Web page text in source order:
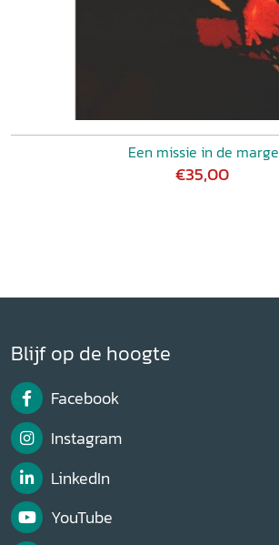
Een missie in de marge
€35,00
Blijf op de hoogte
Facebook
Instagram
LinkedIn
YouTube